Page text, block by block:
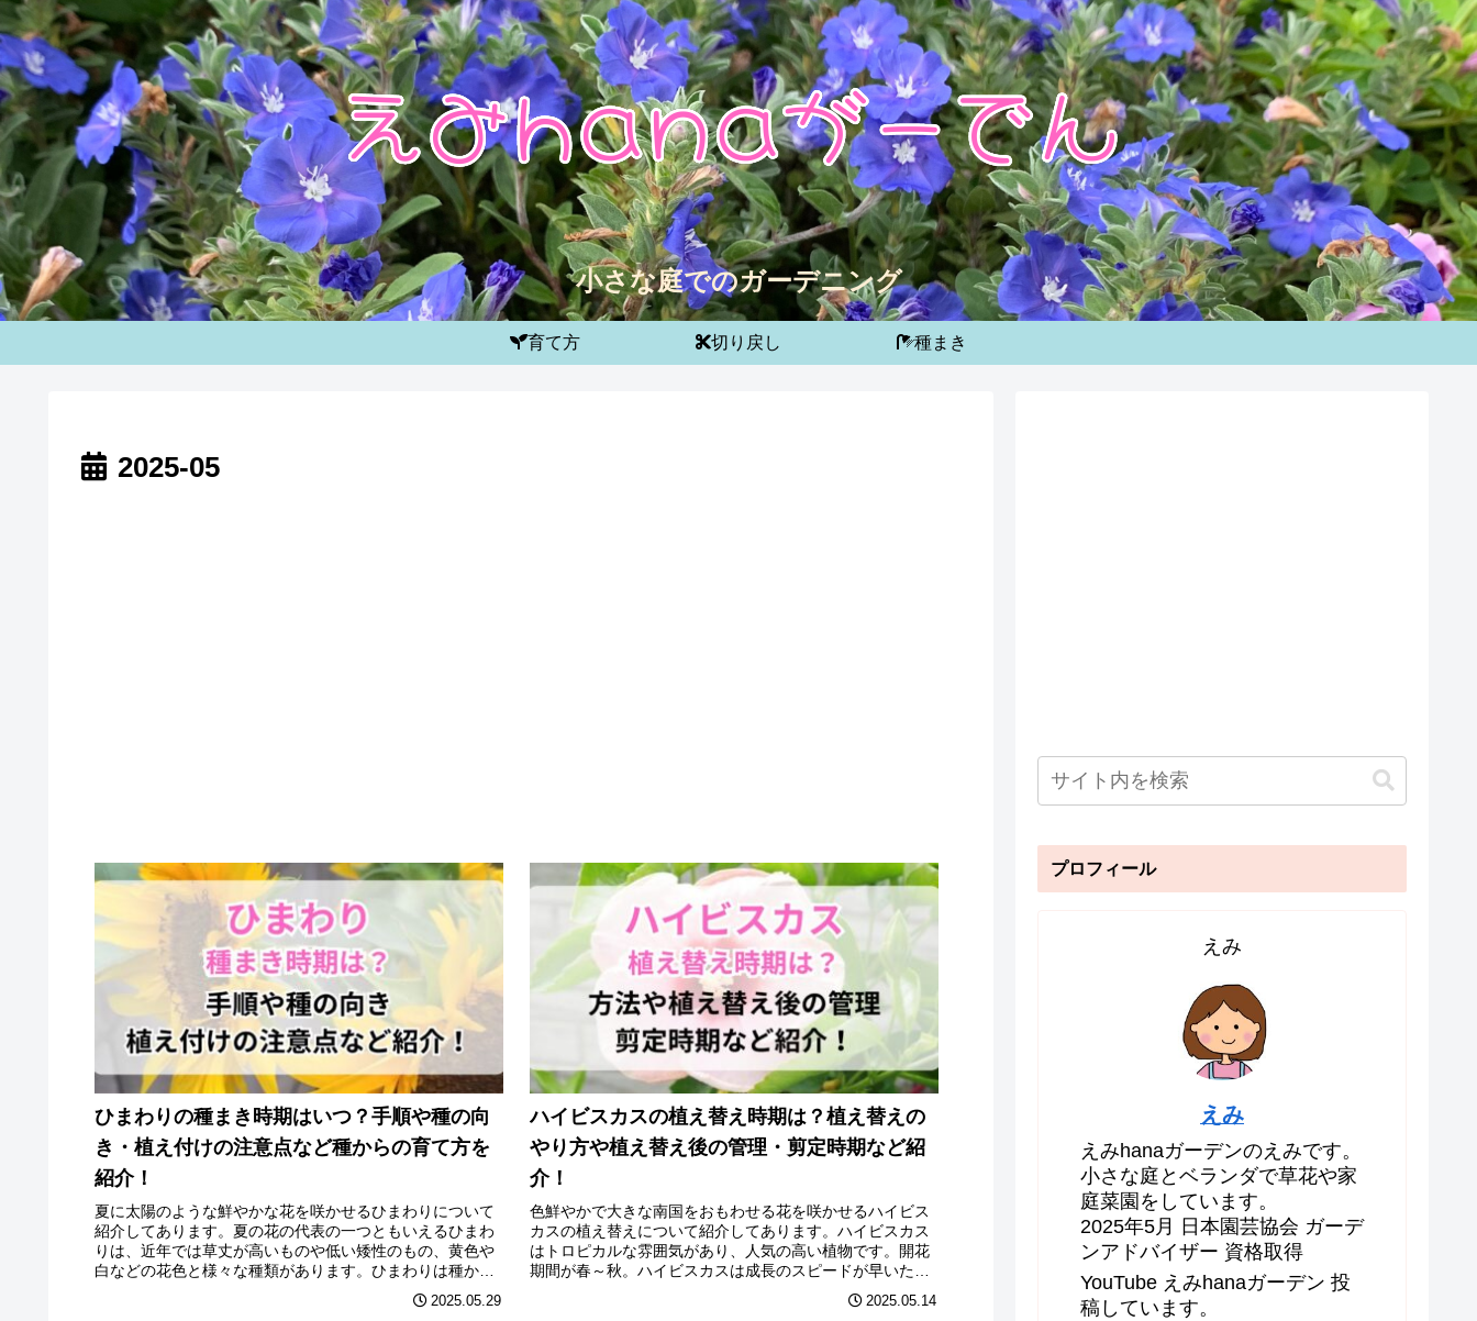
小さな庭でのガーデニング
育て方 切り戻し 種まき
2025-05
ひまわりの種まき時期はいつ？手順や種の向
き・植え付けの注意点など種からの育て方を
紹介！
夏に太陽のような鮮やかな花を咲かせるひまわりについて
紹介してあります。夏の花の代表の一つともいえるひまわ
りは、近年では草丈が高いものや低い矮性のもの、黄色や
白などの花色と様々な種類があります。ひまわりは種から
も比較的簡単に育てれるでしょう。ひまわりの種まき時期
はいつかや、手順・種の向き・植え付けの注意点など紹介
2025.05.29
ハイビスカスの植え替え時期は？植え替えの
やり方や植え替え後の管理・剪定時期など紹
介！
色鮮やかで大きな南国をおもわせる花を咲かせるハイビス
カスの植え替えについて紹介してあります。ハイビスカス
はトロピカルな雰囲気があり、人気の高い植物です。開花
期間が春～秋。ハイビスカスは成長のスピードが早いた
め、植え替えが必要です。ハイビスカスの植え替え時期は
いつかややり方植え替え後の管理・剪定時期など紹介しま
2025.05.14
プロフィール
えみ
えみ
えみhanaガーデンのえみです。
小さな庭とベランダで草花や家
庭菜園をしています。
2025年5月 日本園芸協会 ガーデ
ンアドバイザー 資格取得
YouTube えみhanaガーデン 投
稿しています。